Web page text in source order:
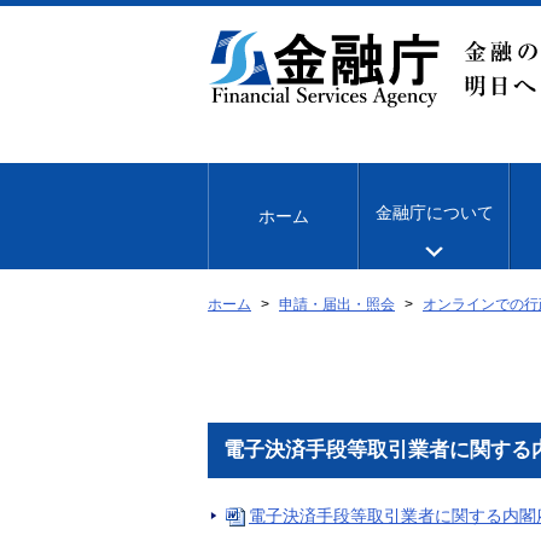
文
移
ホーム 金融庁について
ホーム 申請・届出・照会 オンラインでの
電子決済手段等取引業者に関する
電子決済手段等取引業者に関する内